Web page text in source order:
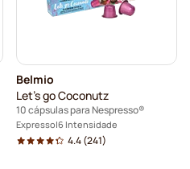
Belmio
Let's go Coconutz
10 cápsulas para Nespresso®
Expresso 6 Intensidade
4.4(241)